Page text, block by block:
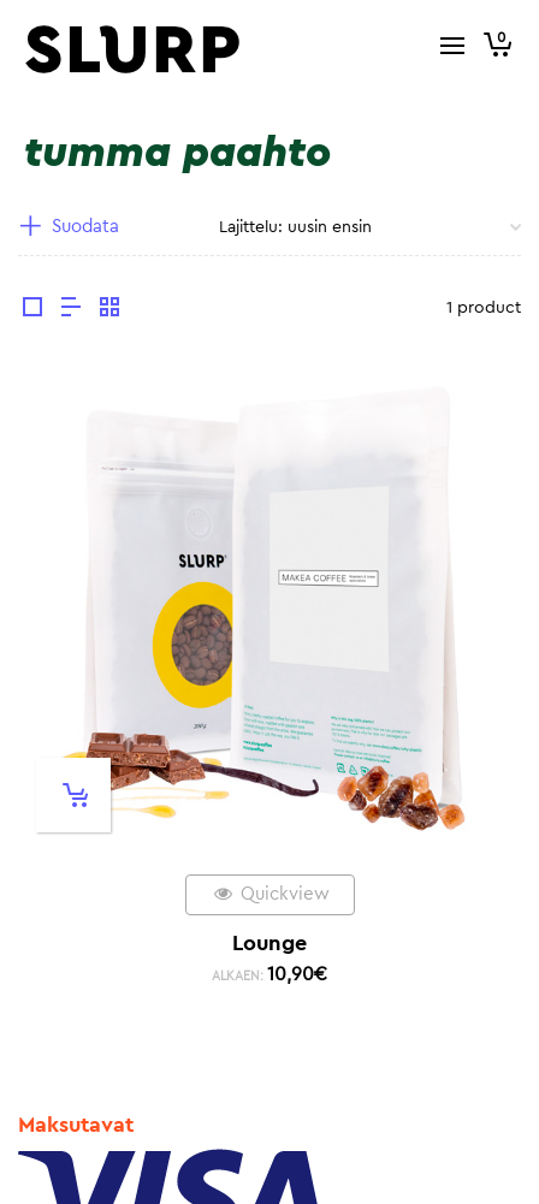
0
tumma paahto
Suodata
1 product
Quickview
Lounge
ALKAEN: 10,90€
Maksutavat